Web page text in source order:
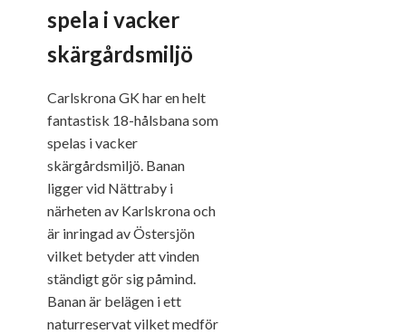
spela i vacker
skärgårdsmiljö
Carlskrona GK har en helt
fantastisk 18-hålsbana som
spelas i vacker
skärgårdsmiljö. Banan
ligger vid Nättraby i
närheten av Karlskrona och
är inringad av Östersjön
vilket betyder att vinden
ständigt gör sig påmind.
Banan är belägen i ett
naturreservat vilket medför